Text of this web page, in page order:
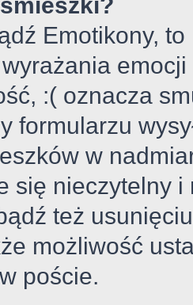
Emotikony,
:( oznacza
formularzu
w
się nieczytelny
też
możliwość
poście.